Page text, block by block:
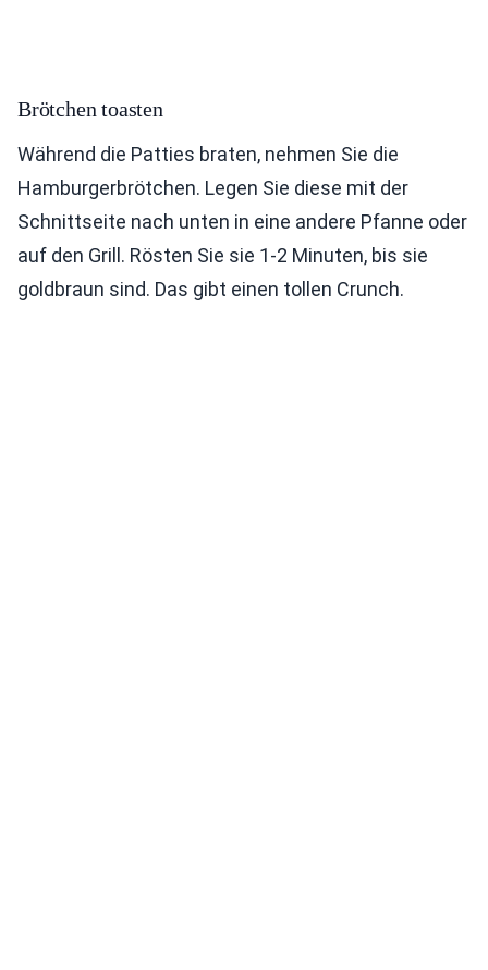
Brötchen toasten
Während die Patties braten, nehmen Sie die
Hamburgerbrötchen. Legen Sie diese mit der
Schnittseite nach unten in eine andere Pfanne oder
auf den Grill. Rösten Sie sie 1-2 Minuten, bis sie
goldbraun sind. Das gibt einen tollen Crunch.